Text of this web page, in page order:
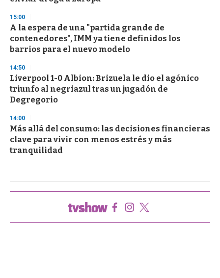
15:00
A la espera de una "partida grande de
contenedores", IMM ya tiene definidos los
barrios para el nuevo modelo
14:50
Liverpool 1-0 Albion: Brizuela le dio el agónico
triunfo al negriazul tras un jugadón de
Degregorio
14:00
Más allá del consumo: las decisiones financieras
clave para vivir con menos estrés y más
tranquilidad